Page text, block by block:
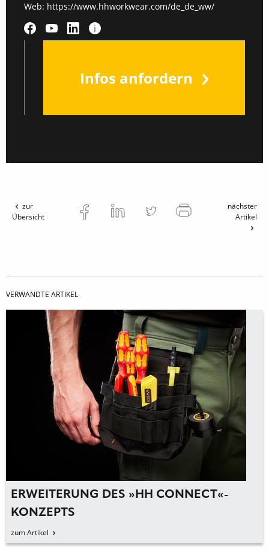
Web: https://www.hhworkwear.com/de_de_ww/
Infos anfordern
zur
Übersicht
nächster
Artikel
VERWANDTE ARTIKEL
ERWEITERUNG DES »HH CONNECT«-
KONZEPTS
zum Artikel